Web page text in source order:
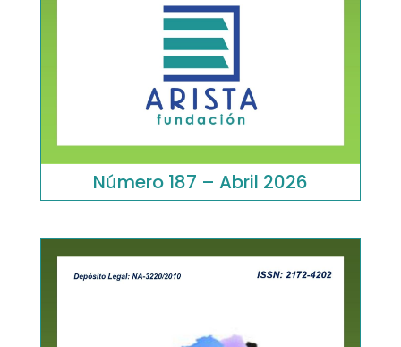
Número 187 – Abril 2026